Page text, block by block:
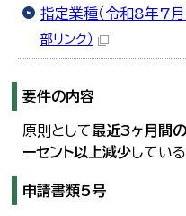
指定業種（令和8年7
部リンク）
要件の内容
原則として最近3ヶ月間
ーセント以上減少してい
申請書類5号